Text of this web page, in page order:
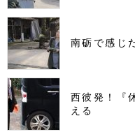
南砺で感じ
西彼発！『
える